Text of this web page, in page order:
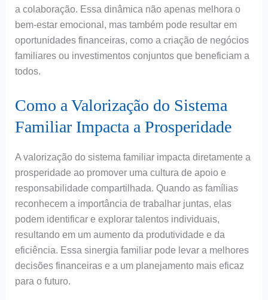
a colaboração. Essa dinâmica não apenas melhora o
bem-estar emocional, mas também pode resultar em
oportunidades financeiras, como a criação de negócios
familiares ou investimentos conjuntos que beneficiam a
todos.
Como a Valorização do Sistema
Familiar Impacta a Prosperidade
A valorização do sistema familiar impacta diretamente a
prosperidade ao promover uma cultura de apoio e
responsabilidade compartilhada. Quando as famílias
reconhecem a importância de trabalhar juntas, elas
podem identificar e explorar talentos individuais,
resultando em um aumento da produtividade e da
eficiência. Essa sinergia familiar pode levar a melhores
decisões financeiras e a um planejamento mais eficaz
para o futuro.